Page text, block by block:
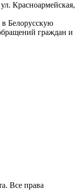
Красноармейская,
Белорусскую
граждан и
Все права